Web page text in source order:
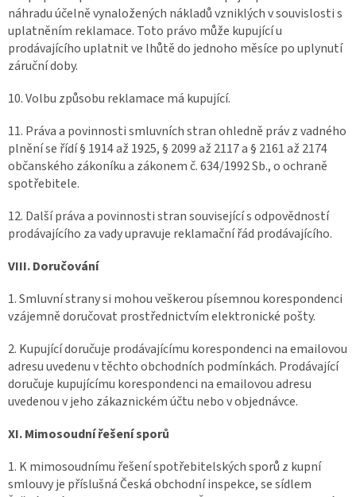
náhradu účelně vynaložených nákladů vzniklých v souvislosti s
uplatněním reklamace. Toto právo může kupující u
prodávajícího uplatnit ve lhůtě do jednoho měsíce po uplynutí
záruční doby.
10. Volbu způsobu reklamace má kupující.
11. Práva a povinnosti smluvních stran ohledně práv z vadného
plnění se řídí § 1914 až 1925, § 2099 až 2117 a § 2161 až 2174
občanského zákoníku a zákonem č. 634/1992 Sb., o ochraně
spotřebitele.
12. Další práva a povinnosti stran související s odpovědností
prodávajícího za vady upravuje reklamační řád prodávajícího.
VIII. Doručování
1. Smluvní strany si mohou veškerou písemnou korespondenci
vzájemně doručovat prostřednictvím elektronické pošty.
2. Kupující doručuje prodávajícímu korespondenci na emailovou
adresu uvedenu v těchto obchodních podmínkách. Prodávající
doručuje kupujícímu korespondenci na emailovou adresu
uvedenou v jeho zákaznickém účtu nebo v objednávce.
XI. Mimosoudní řešení sporů
1. K mimosoudnímu řešení spotřebitelských sporů z kupní
smlouvy je příslušná Česká obchodní inspekce, se sídlem